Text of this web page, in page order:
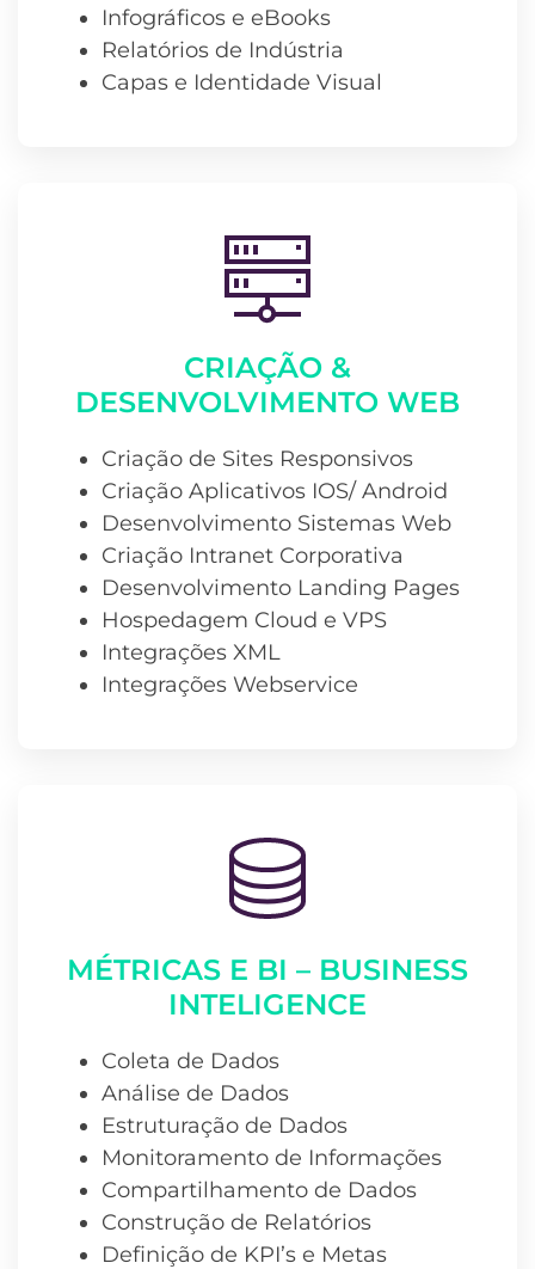
Infográficos e eBooks
Relatórios de Indústria
Capas e Identidade Visual
CRIAÇÃO &
DESENVOLVIMENTO WEB
Criação de Sites Responsivos
Criação Aplicativos IOS/ Android
Desenvolvimento Sistemas Web
Criação Intranet Corporativa
Desenvolvimento Landing Pages
Hospedagem Cloud e VPS
Integrações XML
Integrações Webservice
MÉTRICAS E BI – BUSINESS
INTELIGENCE
Coleta de Dados
Análise de Dados
Estruturação de Dados
Monitoramento de Informações
Compartilhamento de Dados
Construção de Relatórios
Definição de KPI’s e Metas